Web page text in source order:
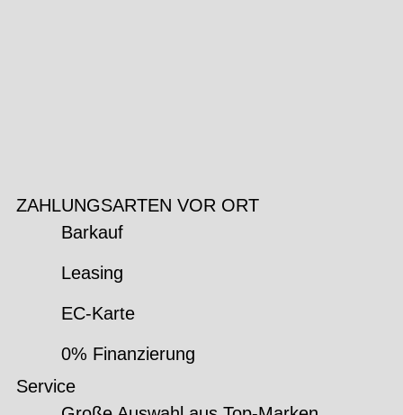
ZAHLUNGSARTEN VOR ORT
Barkauf
Leasing
EC-Karte
0% Finanzierung
Service